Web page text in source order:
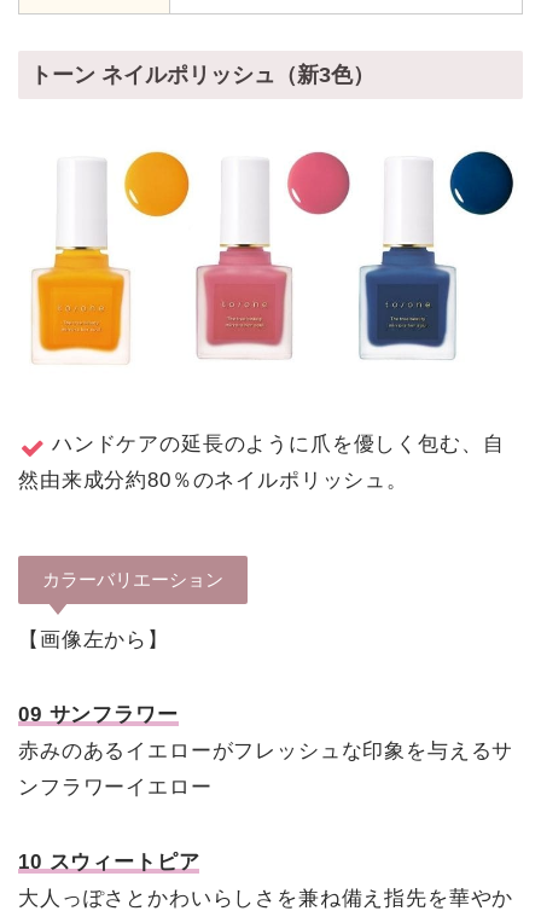
トーン ネイルポリッシュ（新3色）
ハンドケアの延長のように爪を優しく包む、自
然由来成分約80％のネイルポリッシュ。
カラーバリエーション
【画像左から】
09 サンフラワー
赤みのあるイエローがフレッシュな印象を与えるサ
ンフラワーイエロー
10 スウィートピア
大人っぽさとかわいらしさを兼ね備え指先を華やか